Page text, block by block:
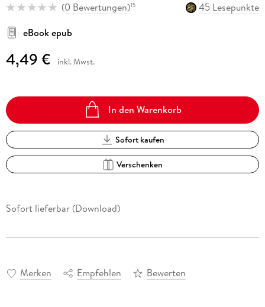
(0 Bewertungen)15
45 Lesepunkte
eBook epub
4,49 € inkl. Mwst.
In den Warenkorb
Sofort kaufen
Verschenken
Sofort lieferbar (Download)
Merken Empfehlen Bewerten